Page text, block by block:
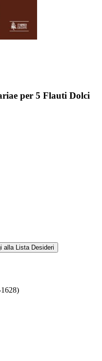
per 5 Flauti Dolci
alla Lista Desideri